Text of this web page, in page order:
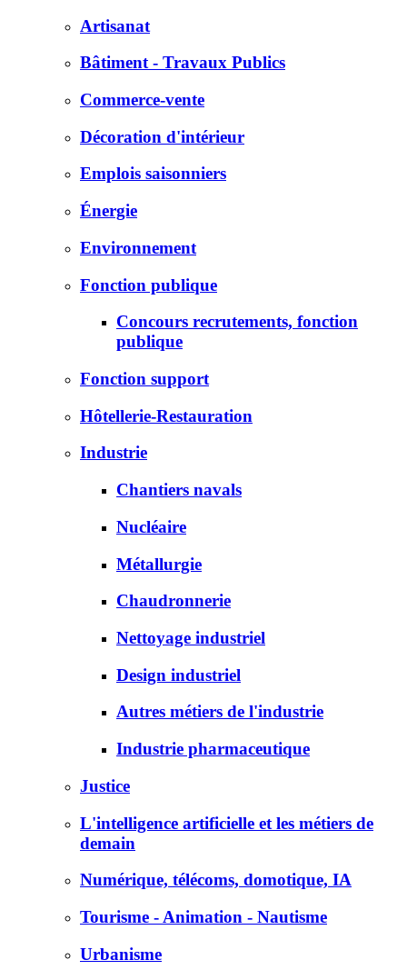
Artisanat
Bâtiment - Travaux Publics
Commerce-vente
Décoration d'intérieur
Emplois saisonniers
Énergie
Environnement
Fonction publique
Concours recrutements, fonction
publique
Fonction support
Hôtellerie-Restauration
Industrie
Chantiers navals
Nucléaire
Métallurgie
Chaudronnerie
Nettoyage industriel
Design industriel
Autres métiers de l'industrie
Industrie pharmaceutique
Justice
L'intelligence artificielle et les métiers de
demain
Numérique, télécoms, domotique, IA
Tourisme - Animation - Nautisme
Urbanisme